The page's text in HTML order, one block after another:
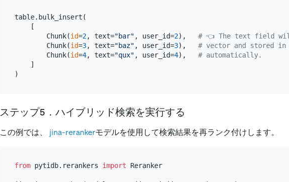
table.bulk_insert(
    [
        Chunk(
id=2, text="bar" , user_id=2), # 👈 The text field will
        Chunk(
id=3, text="baz" , user_id=3), # vector and stored
        Chunk(
id=4, text="qux" , user_id=4), # automatically.
    ]
ステップ5．ハイブリッド検索を実行する
この例では、 jina-rerankerモデルを使用して検索結果を再ランク付けします。
from pytidb.rerankers import Reranker